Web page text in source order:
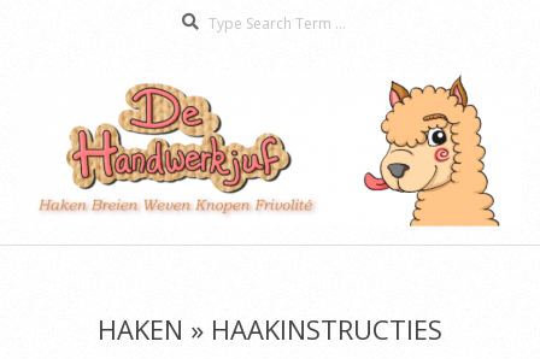
De
HAKEN » HAAKINSTRUCTIES